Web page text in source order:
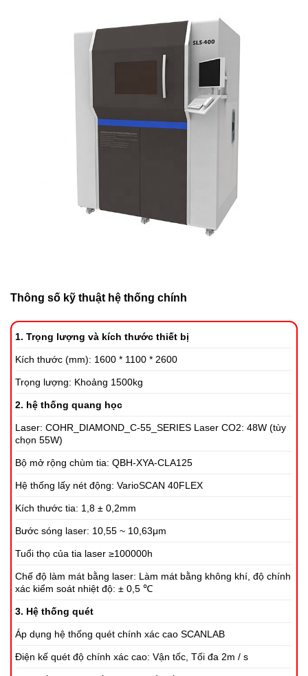
Thông số kỹ thuật hệ thống chính
1. Trọng lượng và kích thước thiết bị
Kích thước (mm): 1600 * 1100 * 2600
Trọng lượng: Khoảng 1500kg
2. hệ thống quang học
Laser: COHR_DIAMOND_C-55_SERIES Laser CO2: 48W (tùy
chọn 55W)
Bộ mở rộng chùm tia: QBH-XYA-CLA125
Hệ thống lấy nét động: VarioSCAN 40FLEX
Kích thước tia: 1,8 ± 0,2mm
Bước sóng laser: 10,55 ~ 10,63μm
Tuổi thọ của tia laser ≥100000h
Chế độ làm mát bằng laser: Làm mát bằng không khí, độ chính
xác kiểm soát nhiệt độ: ± 0,5 ℃
3. Hệ thống quét
Áp dụng hệ thống quét chính xác cao SCANLAB
Điện kế quét độ chính xác cao: Vận tốc, Tối đa 2m / s